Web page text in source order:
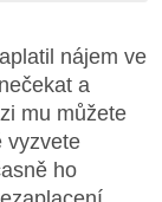
nájem ve
a
mu můžete
vyzvete
ho